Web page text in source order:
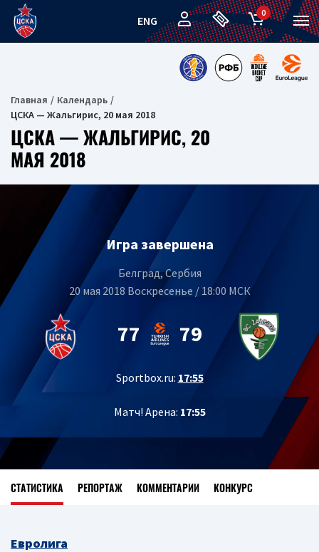
ENG
0
Главная
Календарь
ЦСКА — Жальгирис, 20 мая 2018
ЦСКА — ЖАЛЬГИРИС, 20
МАЯ 2018
Игра завершена
Белград, Сербия
20 мая 2018 Воскресенье / 18:00 МСК
77 79
Sportbox.ru: 17:55
Матч! Арена: 17:55
СТАТИСТИКА РЕПОРТАЖ КОММЕНТАРИИ КОНКУРС
Евролига